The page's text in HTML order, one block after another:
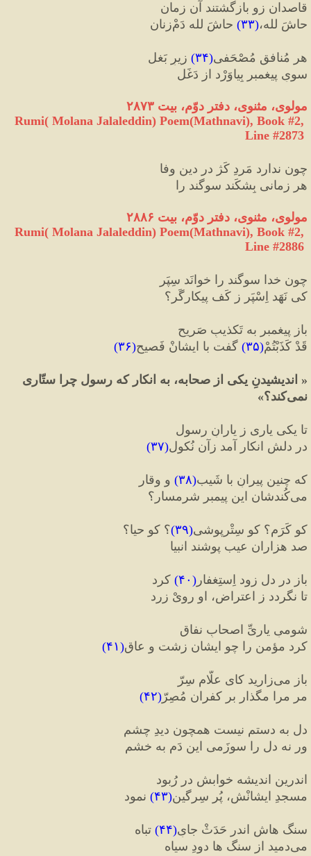
قاصدان زو بازگشتند آن زمان
حاشَ لله،(۳۳) حاشَ لله دَمْزنان
هر مُنافق مُصْحَفی(۳۴) زیرِ بَغل
سویِ پیغمبر بِیاوَرْد از دَغَل
مولوی، مثنوی، دفتر دوّم، بیت ۲۸۷۳
Rumi( Molana Jalaleddin) Poem(Mathnavi), Book #2,
Line #2873
چون ندارد مَردِ کَژ در دین وفا
هر زمانی بِشکَند سوگند را
مولوی، مثنوی، دفتر دوّم، بیت ۲۸۸۶
Rumi( Molana Jalaleddin) Poem(Mathnavi), Book #2,
Line #2886
چون خدا سوگند را خوانَد سِپَر
کی نَهَد اِسْپَر ز کَف پیکارگَر؟
باز پیغمبر به تَکذیبِ صَریح
قَدْ کَذَبْتُمْ(۳۵) گفت با ایشانْ فَصیح(۳۶)
«
نمیکند؟»
تا یکی یاری ز یارانِ رسول
در دلش انکار آمد زآن نُکول(۳۷)
که چنین پیرانِ با شَیب(۳۸) و وقار
میکُندشان این پیمبر شرمسار؟
کو کَرَم؟ کو سِتْرپوشی(۳۹)؟ کو حیا؟
صد هزاران عیب پوشند انبیا
باز در دل زود اِستِغفار ( ۴۰) کرد
تا نگردد ز اعتراض، او رویْ زرد
شومیِ یاریِّ اصحابِ نفاق
کرد مؤمن را چو ایشان زشت و عاق(۴۱)
باز میزارید کای علّامِ سِرّ
مر مرا مگذار بر کفران مُصِرّ(۴۲)
دل به دستم نیست همچون دیدِ چشم
ور نه دل را سوزَمی این دَم به خشم
اندرین اندیشه خوابش در رُبود
مسجدِ ایشانْش، پُر سِرگین(۴۳) نمود
سنگ هاش اندر حَدَثْ جایِ(۴۴) تباه
میدمید از سنگ ها دودِ سیاه